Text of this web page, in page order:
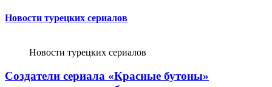
Новости турецких сериалов
Новости турецких сериалов
Создатели сериала «Красные бутоны»